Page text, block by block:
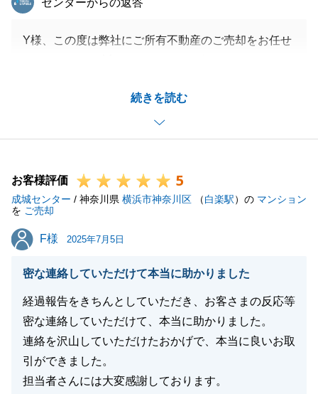
続きを読む
センターからの返答
Y様、この度は弊社にご所有不動産のご売却をお任せ
宅でしたが、そこを一番にお気に召していただけるお
客様をお連れでき、早期に成約が出来た事は私自身も
大変嬉しく存じます。
で、まさに仲介冥利に尽きる瞬間でございました。
Y様におかれましても新しい環境でご家族と充実した
暮らしをされている事と存じます。
これからもどうぞ末永いお付き合いのほどよろしくお
何かございましたらお気軽にお声がけくださいませ。
この度はお取引誠にありがとうございました。
お客様評価 5
成城センター / 神奈川県 横浜市神奈川区 （白楽駅）の マンション
を ご売却
F様
F様 2025年7月5日
密な連絡していただけて本当に助かりました
経過報告をきちんとしていただき、お客さまの反応等
密な連絡していただけて、本当に助かりました。
連絡を沢山していただけたおかげで、本当に良いお取
引ができました。
担当者さんには大変感謝しております。